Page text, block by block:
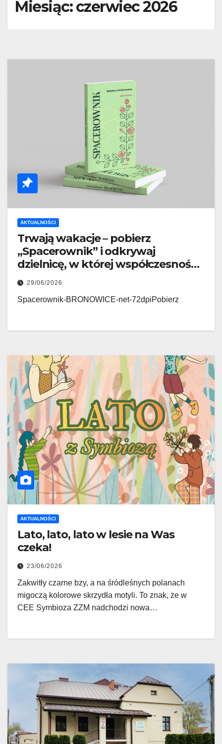
Miesiąc:czerwiec 2026
AKTUALNOŚCI
Trwają wakacje – pobierz
„Spacerownik” i odkrywaj
dzielnicę, w której współczesność
przeplata się z historią
29/06/2026
Spacerownik-BRONOWICE-net-72dpiPobierz
AKTUALNOŚCI
Lato, lato, lato w lesie na Was
czeka!
23/06/2026
Zakwitły czarne bzy, a na śródleśnych polanach
migoczą kolorowe skrzydła motyli. To znak, że w
CEE Symbioza ZZM nadchodzi nowa…